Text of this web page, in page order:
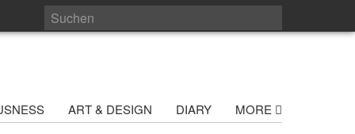
ART & DESIGN DIARY MORE